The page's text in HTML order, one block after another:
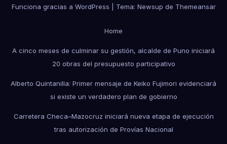
Funciona gracias a WordPress Tema: Newsup de Themeansar
Home
A cinco meses de culminar su gestión, alcalde de Puno iniciará
20 obras del presupuesto participativo
Alberto Quintanilla: Primer mensaje de Keiko Fujimori evidenciará
si existe un verdadero plan de gobierno
Carretera Checa–Mazocruz iniciará nueva etapa de ejecución
tras autorización de Provías Nacional